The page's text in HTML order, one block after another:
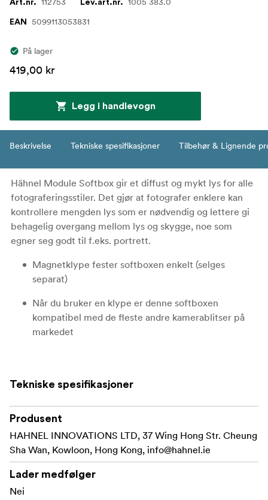
Art.nr. Lev.art.nr.
EAN 5099113053831
På lager
419,00 kr
Legg i handlevogn
Beskrivelse Tekniske spesifikasjoner Tilbehør & Lignende
Hähnel Module Softbox gir et diffust og mykt lys for alle
fotograferingsstiler. Det gjør at fotografer enklere kan
kontrollere mengden lys som er nødvendig og lettere gi
behagelig overgang mellom lys og skygge, noe som
egner seg godt til f.eks. portrett.
Magnetklype fester softboxen enkelt (selges
separat)
Når du bruker en klype er denne softboxen
kompatibel med de fleste andre kamerablitser på
markedet
Tekniske spesifikasjoner
Produsent
HAHNEL INNOVATIONS LTD, 37 Wing Hong Str. Cheung
Sha Wan, Kowloon, Hong Kong, info@hahnel.ie
Lader medfølger
Nei